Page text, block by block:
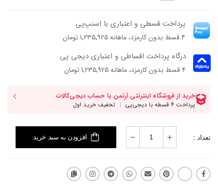
پرداخت قسطی و اعتباری با اسنپ‌پی
۴ قسط بدون کارمزد، ماهانه ۱٬۲۳۵٬۹۲۵ تومان
درگاه پرداخت اقساطی و اعتباری دیجی پی
۴ قسط بدون کارمزد، ماهانه 1,235,925 تومان
تعداد : افزودن به سبد خرید